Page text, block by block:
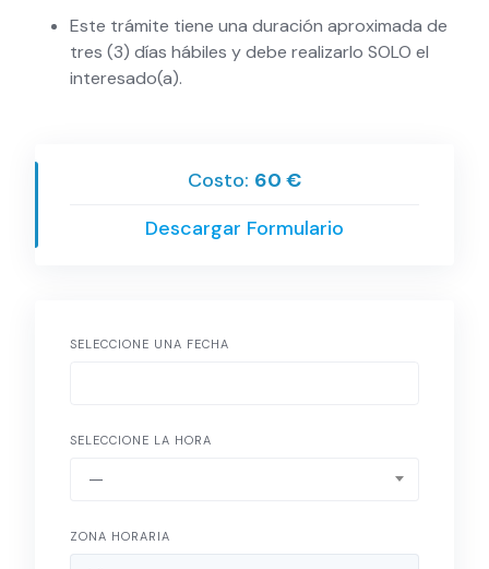
Este trámite tiene una duración aproximada de
tres (3) días hábiles y debe realizarlo SOLO el
interesado(a).
Costo: 60 €
Descargar Formulario
SELECCIONE UNA FECHA
SELECCIONE LA HORA
—
ZONA HORARIA